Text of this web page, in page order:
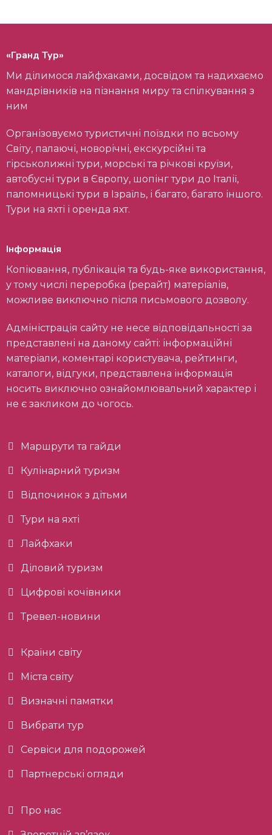
«Гранд Тур»
Ми ділимося лайфхаками, досвідом та надихаємо
мандрівників на пізнання миру та спілкування з
ним
Організовуємо туристичні поїздки по всьому
Світу, палаючі, новорічні, екскурсійні та
гірськолижні тури, морські та річкові круїзи,
автобусні тури в Європу, шопінг тури до Італії,
паломницькі тури в Ізраїль, і багато, багато іншого.
Тури на яхті і оренда яхт.
Інформація
Копіювання, публікація та будь-яке використання,
у тому числі переробка (рерайт) матеріалів,
можливе виключно після письмового дозволу.
Адміністрація сайту не несе відповідальності за
представлені на даному сайті: інформаційні
матеріали, коментарі користувача, рейтинги,
каталоги, відгуки, представлена інформація
носить виключно ознайомлювальний характер і
не є закликом до чогось.
Маршрути та гайди
Кулінарний туризм
Відпочинок з дітьми
Тури на яхті
Лайфхаки
Діловий туризм
Цифрові кочівники
Тревел-новини
Країни світу
Міста світу
Визначні памятки
Вибрати тур
Сервіси для подорожей
Партнерські огляди
Про нас